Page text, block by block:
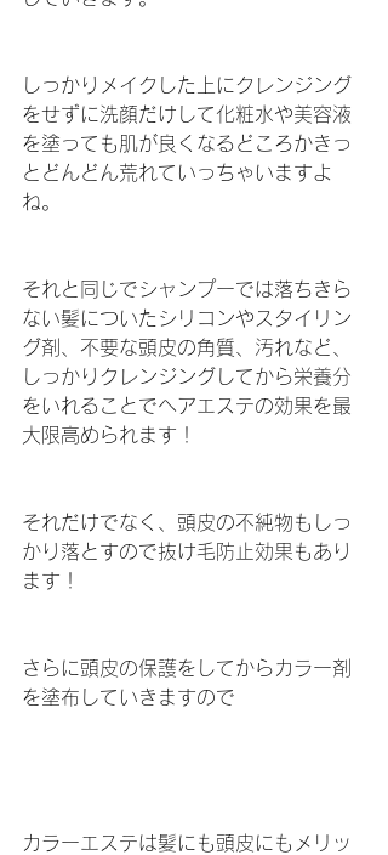
しっかりメイクした上にクレンジング
をせずに洗顔だけして化粧水や美容液
を塗っても肌が良くなるどころかきっ
とどんどん荒れていっちゃいますよ
ね。
それと同じでシャンプーでは落ちきら
ない髪についたシリコンやスタイリン
グ剤、不要な頭皮の角質、汚れなど、
しっかりクレンジングしてから栄養分
をいれることでヘアエステの効果を最
大限高められます！
それだけでなく、頭皮の不純物もしっ
かり落とすので抜け毛防止効果もあり
ます！
さらに頭皮の保護をしてからカラー剤
を塗布していきますので
カラーエステは髪にも頭皮にもメリッ